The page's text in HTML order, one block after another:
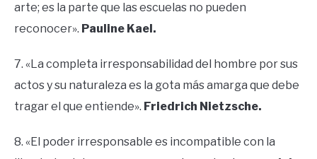
arte; es la parte que las escuelas no pueden
reconocer». Pauline Kael.
7. «La completa irresponsabilidad del hombre por sus
actos y su naturaleza es la gota más amarga que debe
tragar el que entiende». Friedrich Nietzsche.
8. «El poder irresponsable es incompatible con la